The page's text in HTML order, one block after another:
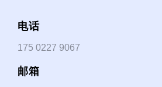
电话
175 0227 9067
邮箱